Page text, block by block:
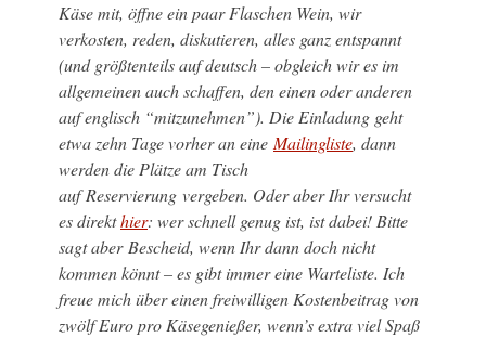
Käse mit, öffne ein paar Flaschen Wein, wir
verkosten, reden, diskutieren, alles ganz entspannt
(und größtenteils auf deutsch – obgleich wir es im
allgemeinen auch schaffen, den einen oder anderen
auf englisch “mitzunehmen”). Die Einladung geht
etwa zehn Tage vorher an eineMailingliste, dann
werden die Plätze am Tisch
auf Reservierung vergeben. Oder aber Ihr versucht
es direkthier: wer schnell genug ist, ist dabei! Bitte
sagt aber Bescheid, wenn Ihr dann doch nicht
kommen könnt – es gibt immer eine Warteliste. Ich
freue mich über einen freiwilligen Kostenbeitrag von
zwölf Euro pro Käsegenießer, wenn’s extra viel Spaß